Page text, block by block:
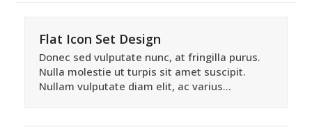
Flat Icon Set Design
Donec sed vulputate nunc, at fringilla purus.
Nulla molestie ut turpis sit amet suscipit.
Nullam vulputate diam elit, ac varius…